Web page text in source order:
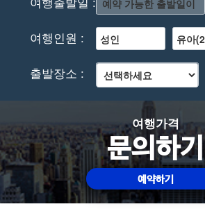
여행인원 :
출발장소 :
여행가격
문의하기
예약하기